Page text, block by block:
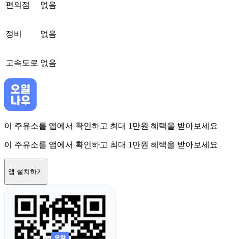
편의점 없음
정비 없음
고속도로 없음
이 주유소를 앱에서 확인하고 최대 1만원 혜택을 받아보세요
이 주유소를 앱에서 확인하고 최대 1만원 혜택을 받아보세요
앱 설치하기